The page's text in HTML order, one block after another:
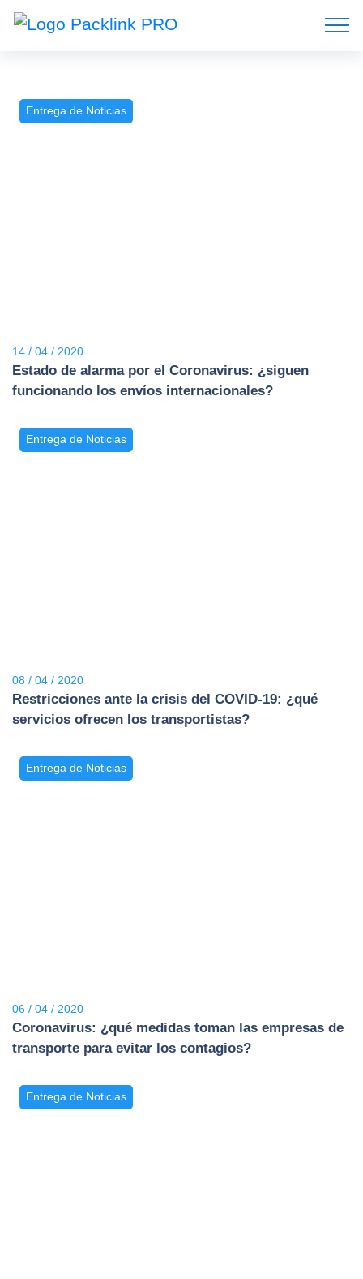
14 / 04 / 2020
Estado de alarma por el Coronavirus: ¿siguen
funcionando los envíos internacionales?
Entrega de Noticias
08 / 04 / 2020
Restricciones ante la crisis del COVID-19: ¿qué
servicios ofrecen los transportistas?
Entrega de Noticias
06 / 04 / 2020
Coronavirus: ¿qué medidas toman las empresas de
transporte para evitar los contagios?
Entrega de Noticias
Entrega de Noticias